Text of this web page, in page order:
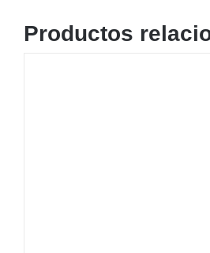
Productos